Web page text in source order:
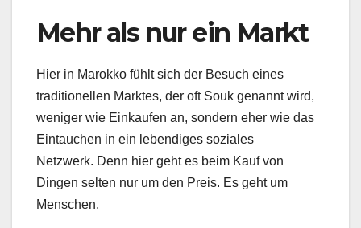
Mehr als nur ein Markt
Hier in Marokko fühlt sich der Besuch eines
traditionellen Marktes, der oft Souk genannt wird,
weniger wie Einkaufen an, sondern eher wie das
Eintauchen in ein lebendiges soziales
Netzwerk. Denn hier geht es beim Kauf von
Dingen selten nur um den Preis. Es geht um
Menschen.